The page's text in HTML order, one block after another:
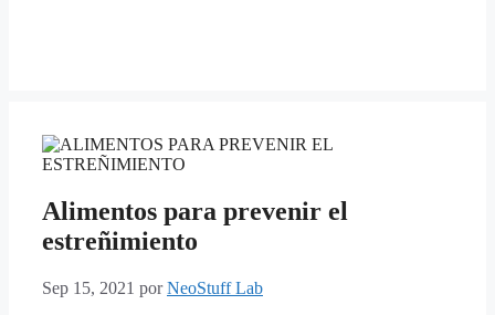
Alimentos para prevenir el
estreñimiento
Sep 15, 2021 porNeoStuff Lab